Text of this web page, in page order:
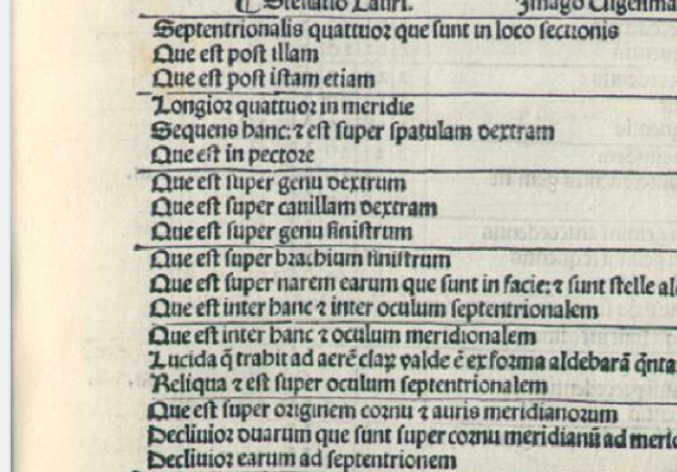
Arabic Manuscripts
Latin Works
Latin Manuscripts
Latin Early Prints
Images
Texts
betaGlossary
Resources
Licenses·FAQ·Contact·
Impressum·Privacy· 2013